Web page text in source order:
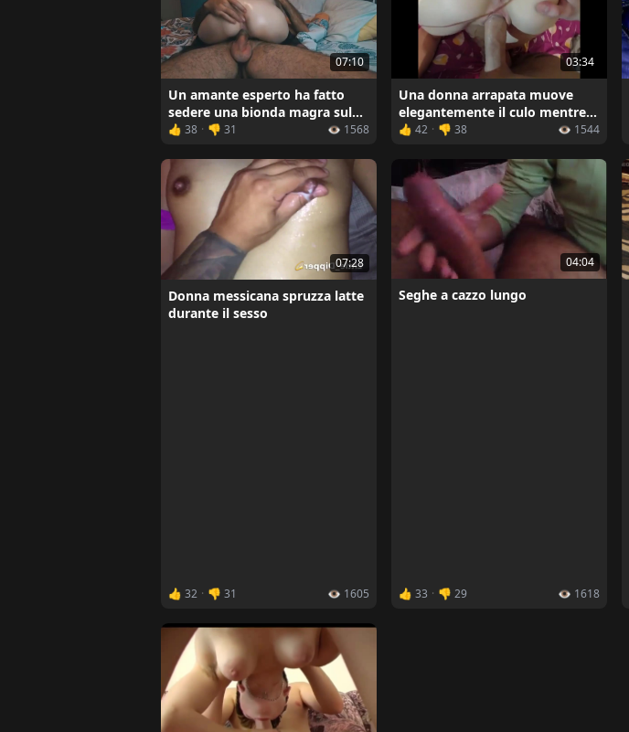
07:10
Un amante esperto ha fatto
sedere una bionda magra sul
suo cazzo
👍 38 · 👎 31 👁️ 1568
03:34
Una donna arrapata muove
elegantemente il culo mentre
scopa
👍 42 · 👎 38 👁️ 1544
07:28
Donna messicana spruzza latte
durante il sesso
👍 32 · 👎 31 👁️ 1605
04:04
Seghe a cazzo lungo
👍 33 · 👎 29 👁️ 1618